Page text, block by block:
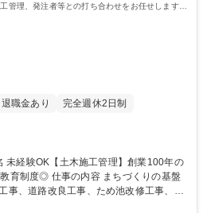
管理、発注者等との打ち合わせをお任せします。
。
退職金あり
完全週休2日制
ちづくりの基盤
事、道路改良工事、ため池改修工事、橋
施工管理、発注者等との打ち合わせをお